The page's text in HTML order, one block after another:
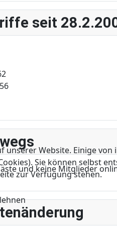
seit
und keine Mitglieder
unserer Website. Einige
Sie können selbst
zur Verfügung stehen.